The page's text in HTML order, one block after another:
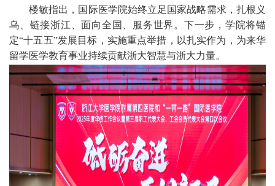
楼敏指出，国际医学院始终立足国家战略需求，扎根义
乌、链接浙江、面向全国、服务世界。下一步，学院将锚
定“十五五”发展目标，实施重点举措，以扎实作为，为来华
留学医学教育事业持续贡献浙大智慧与浙大力量。